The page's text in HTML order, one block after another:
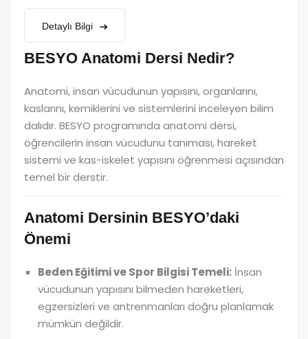
Detaylı Bilgi
BESYO Anatomi Dersi Nedir?
Anatomi, insan vücudunun yapısını, organlarını,
kaslarını, kemiklerini ve sistemlerini inceleyen bilim
dalıdır. BESYO programında anatomi dersi,
öğrencilerin insan vücudunu tanıması, hareket
sistemi ve kas-iskelet yapısını öğrenmesi açısından
temel bir derstir.
Anatomi Dersinin BESYO’daki
Önemi
Beden Eğitimi ve Spor Bilgisi Temeli: İnsan
vücudunun yapısını bilmeden hareketleri,
egzersizleri ve antrenmanları doğru planlamak
mümkün değildir.